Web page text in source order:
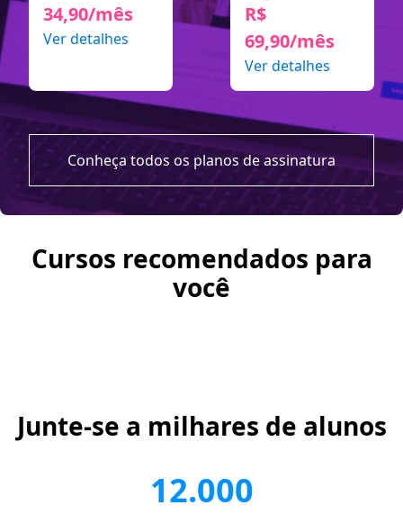
34,90/mês
Ver detalhes
R$
69,90/mês
Ver detalhes
Conheça todos os planos de assinatura
Cursos recomendados para
você
Junte-se a milhares de alunos
12.000